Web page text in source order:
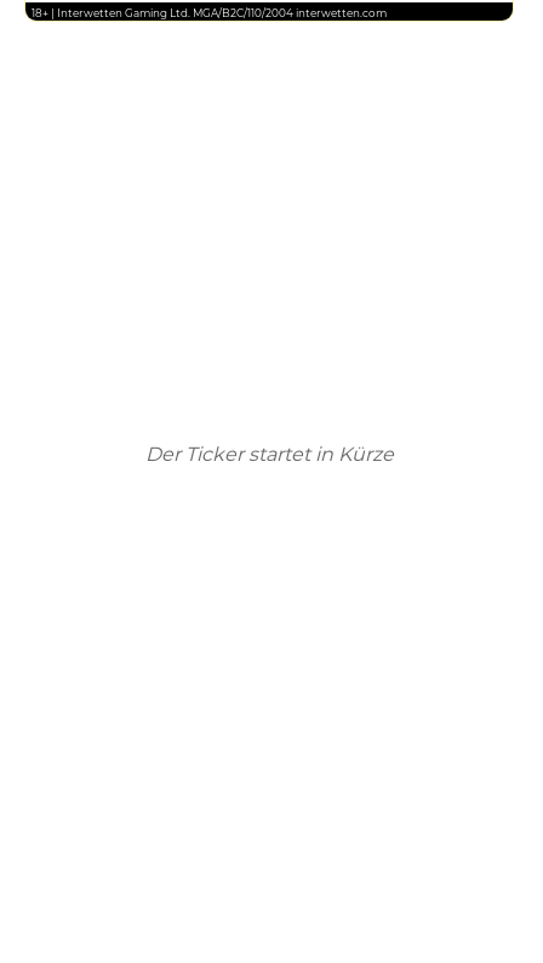
18+ | Interwetten Gaming Ltd. MGA/B2C/110/2004 interwetten.com
Der Ticker startet in Kürze